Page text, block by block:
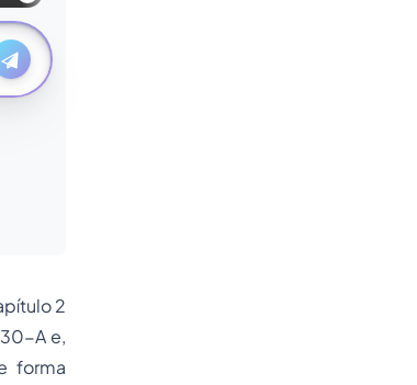
2
A e,
forma